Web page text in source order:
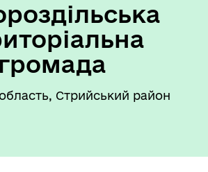
громада
Стрийський район